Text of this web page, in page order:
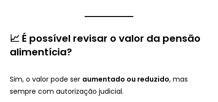
📈 É possível revisar o valor da pensão
alimentícia?
Sim, o valor pode ser aumentado ou reduzido, mas
sempre com autorização judicial.